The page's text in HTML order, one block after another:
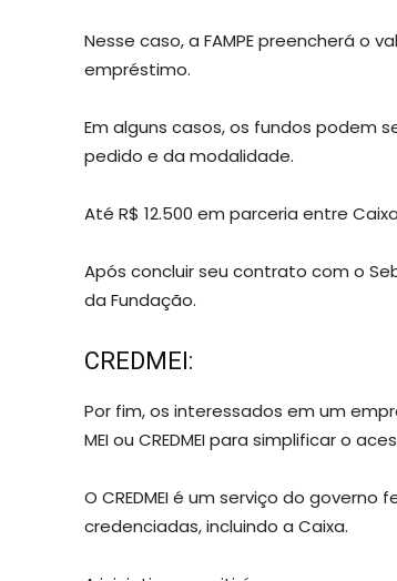
Nesse caso, a FAMPE preencherá o
empréstimo.
Em alguns casos, os fundos podem
pedido e da modalidade.
Até R$ 12.500 em parceria entre
Após concluir seu contrato com o
da Fundação.
CREDMEI:
Por fim, os interessados ​​em um
MEI ou CREDMEI para simplificar o
O CREDMEI é um serviço do
credenciadas, incluindo a Caixa.